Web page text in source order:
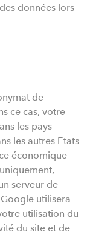
données lors
de
ce cas, votre
les pays
les autres Etats
économique
serveur de
utilisera
utilisation du
du site et de